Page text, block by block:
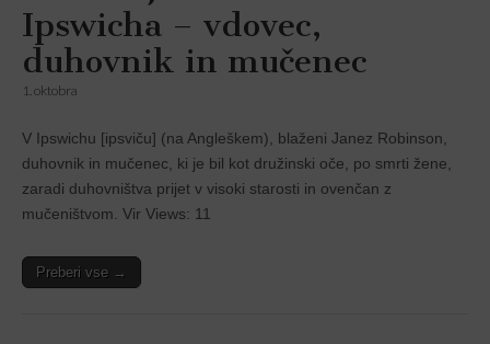
Ipswicha – vdovec,
duhovnik in mučenec
1. oktobra
V Ipswichu [ipsviču] (na Angleškem), blaženi Janez Robinson,
duhovnik in mučenec, ki je bil kot družinski oče, po smrti žene,
zaradi duhovništva prijet v visoki starosti in ovenčan z
mučeništvom. Vir Views: 11
Preberi vse →